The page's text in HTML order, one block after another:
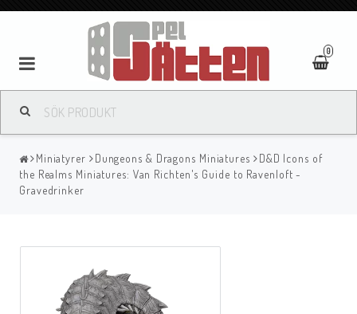
0
Miniatyrer Dungeons & Dragons Miniatures
D&D Icons of
the Realms Miniatures: Van Richten's Guide to Ravenloft -
Gravedrinker